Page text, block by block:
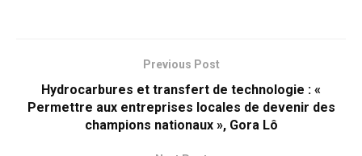
Previous Post
Hydrocarbures et transfert de technologie : «
Permettre aux entreprises locales de devenir des
champions nationaux », Gora Lô